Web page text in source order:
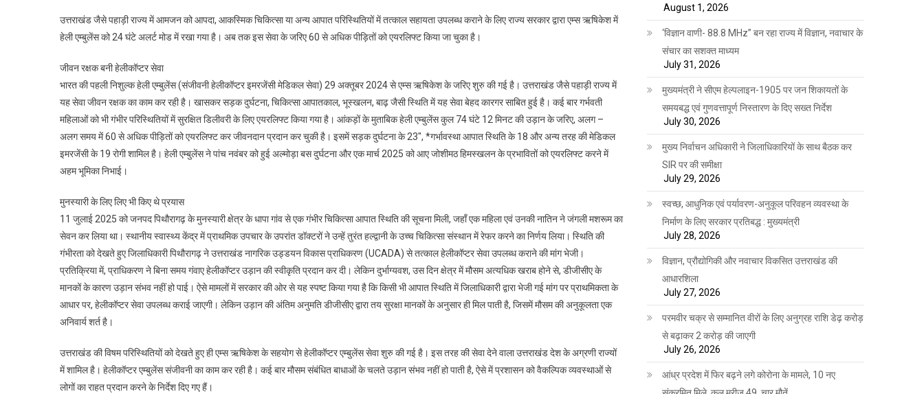
हो
रही
हेलीकॉप्टर
इमरजेंसी
मेडिकल
सेवा
उत्तराखंड जैसे पहाड़ी राज्य में आमजन को आपदा, आकस्मिक चिकित्सा या अन्य आपात परिस्थितियों में तत्काल सहायता उपलब्ध कराने के लिए राज्य सरकार द्वारा एम्स ऋषिकेश में
हेली एम्बुलेंस को 24 घंटे अलर्ट मोड में रखा गया है। अब तक इस सेवा के जरिए 60 से अधिक पीड़ितों को एयरलिफ्ट किया जा चुका है।
जीवन रक्षक बनी हेलीकॉप्टर सेवा
भारत की पहली निशुल्क हेली एम्बुलेंस (संजीवनी हेलीकॉप्टर इमरजेंसी मेडिकल सेवा) 29 अक्तूबर 2024 से एम्स ऋषिकेश के जरिए शुरु की गई है। उत्तराखंड जैसे पहाड़ी राज्य में
यह सेवा जीवन रक्षक का काम कर रही है। खासकर सड़क दुर्घटना, चिकित्सा आपातकाल, भूस्खलन, बाढ़ जैसी स्थिति में यह सेवा बेहद कारगर साबित हुई है। कई बार गर्भवती
महिलाओं को भी गंभीर परिस्थितियों में सुरक्षित डिलीवरी के लिए एयरलिफ्ट किया गया है। आंकड़ों के मुताबिक हेली एम्बुलेंस कुल 74 घंटे 12 मिनट की उड़ान के जरिए, अलग –
अलग समय में 60 से अधिक पीड़ितों को एयरलिफ्ट कर जीवनदान प्रदान कर चुकी है। इसमें सड़क दुर्घटना के 23″, *गर्भावस्था आपात स्थिति के 18 और अन्य तरह की मेडिकल
इमरजेंसी के 19 रोगी शामिल है। हेली एम्बुलेंस ने पांच नवंबर को हुई अल्मोड़ा बस दुर्घटना और एक मार्च 2025 को आए जोशीमठ हिमस्खलन के प्रभावितों को एयरलिफ्ट करने में
अहम भूमिका निभाई।
मुनस्यारी के लिए लिए भी किए थे प्रयास
11 जुलाई 2025 को जनपद पिथौरागढ़ के मुनस्यारी क्षेत्र के धापा गांव से एक गंभीर चिकित्सा आपात स्थिति की सूचना मिली, जहाँ एक महिला एवं उनकी नातिन ने जंगली मशरूम का
सेवन कर लिया था। स्थानीय स्वास्थ्य केंद्र में प्राथमिक उपचार के उपरांत डॉक्टरों ने उन्हें तुरंत हल्द्वानी के उच्च चिकित्सा संस्थान में रेफर करने का निर्णय लिया। स्थिति की
गंभीरता को देखते हुए जिलाधिकारी पिथौरागढ़ ने उत्तराखंड नागरिक उड्डयन विकास प्राधिकरण (UCADA) से तत्काल हेलीकॉप्टर सेवा उपलब्ध कराने की मांग भेजी।
प्रतिक्रिया में, प्राधिकरण ने बिना समय गंवाए हेलीकॉप्टर उड़ान की स्वीकृति प्रदान कर दी। लेकिन दुर्भाग्यवश, उस दिन क्षेत्र में मौसम अत्यधिक खराब होने से, डीजीसीए के
मानकों के कारण उड़ान संभव नहीं हो पाई। ऐसे मामलों में सरकार की ओर से यह स्पष्ट किया गया है कि किसी भी आपात स्थिति में जिलाधिकारी द्वारा भेजी गई मांग पर प्राथमिकता के
आधार पर, हेलीकॉप्टर सेवा उपलब्ध कराई जाएगी। लेकिन उड़ान की अंतिम अनुमति डीजीसीए द्वारा तय सुरक्षा मानकों के अनुसार ही मिल पाती है, जिसमें मौसम की अनुकूलता एक
अनिवार्य शर्त है।
उत्तराखंड की विषम परिस्थितियों को देखते हुए ही एम्स ऋषिकेश के सहयोग से हेलीकॉप्टर एम्बुलेंस सेवा शुरु की गई है। इस तरह की सेवा देने वाला उत्तराखंड देश के अग्रणी राज्यों
में शामिल है। हेलीकॉप्टर एम्बुलेंस संजीवनी का काम कर रही है। कई बार मौसम संबंधित बाधाओं के चलते उड़ान संभव नहीं हो पाती है, ऐसे में प्रशासन को वैकल्पिक व्यवस्थाओं से
लोगों का राहत प्रदान करने के निर्देश दिए गए हैं।
August 1, 2026
‘विज्ञान वाणी- 88.8 MHz” बन रहा राज्य में विज्ञान, नवाचार के
संचार का सशक्त माध्यम
July 31, 2026
मुख्यमंत्री ने सीएम हेल्पलाइन-1905 पर जन शिकायतों के
समयबद्ध एवं गुणवत्तापूर्ण निस्तारण के दिए सख्त निर्देश
July 30, 2026
मुख्य निर्वाचन अधिकारी ने जिलाधिकारियों के साथ बैठक कर
SIR पर की समीक्षा
July 29, 2026
स्वच्छ, आधुनिक एवं पर्यावरण-अनुकूल परिवहन व्यवस्था के
निर्माण के लिए सरकार प्रतिबद्ध : मुख्यमंत्री
July 28, 2026
विज्ञान, प्रौद्योगिकी और नवाचार विकसित उत्तराखंड की
आधारशिला
July 27, 2026
परमवीर चक्र से सम्मानित वीरों के लिए अनुग्रह राशि डेढ़ करोड़
से बढ़ाकर 2 करोड़ की जाएगी
July 26, 2026
आंध्र प्रदेश में फिर बढ़ने लगे कोरोना के मामले, 10 नए